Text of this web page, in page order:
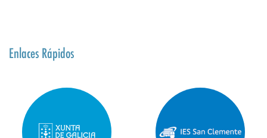
Enlaces Rápidos